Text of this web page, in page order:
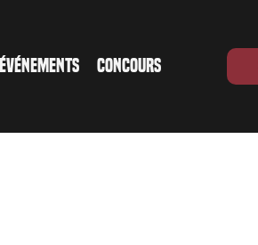
ÉVÉNEMENTS CONCOURS